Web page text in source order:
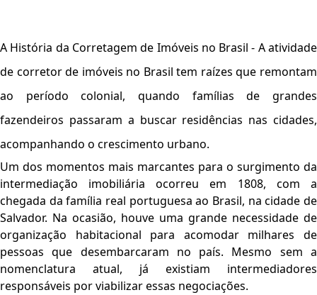
A História da Corretagem de Imóveis no Brasil - A atividade
de corretor de imóveis no Brasil tem raízes que remontam
ao período colonial, quando famílias de grandes
fazendeiros passaram a buscar residências nas cidades,
acompanhando o crescimento urbano.
Um dos momentos mais marcantes para o surgimento da
intermediação imobiliária ocorreu em 1808, com a
chegada da família real portuguesa ao Brasil, na cidade de
Salvador. Na ocasião, houve uma grande necessidade de
organização habitacional para acomodar milhares de
pessoas que desembarcaram no país. Mesmo sem a
nomenclatura atual, já existiam intermediadores
responsáveis por viabilizar essas negociações.